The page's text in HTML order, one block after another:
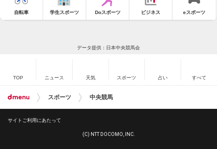
自転車 学生スポーツ Doスポーツ ビジネス eスポーツ
データ提供：日本中央競馬会
TOP ニュース 天気 スポーツ 占い すべて
スポーツ 中央競馬
サイトご利用にあたって
(C) NTT DOCOMO, INC.